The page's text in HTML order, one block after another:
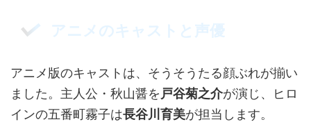
アニメのキャストと声優
アニメ版のキャストは、そうそうたる顔ぶれが揃い
ました。主人公・秋山醤を 戸谷菊之介が演じ、ヒロ
インの五番町霧子は長谷川育美が担当します。